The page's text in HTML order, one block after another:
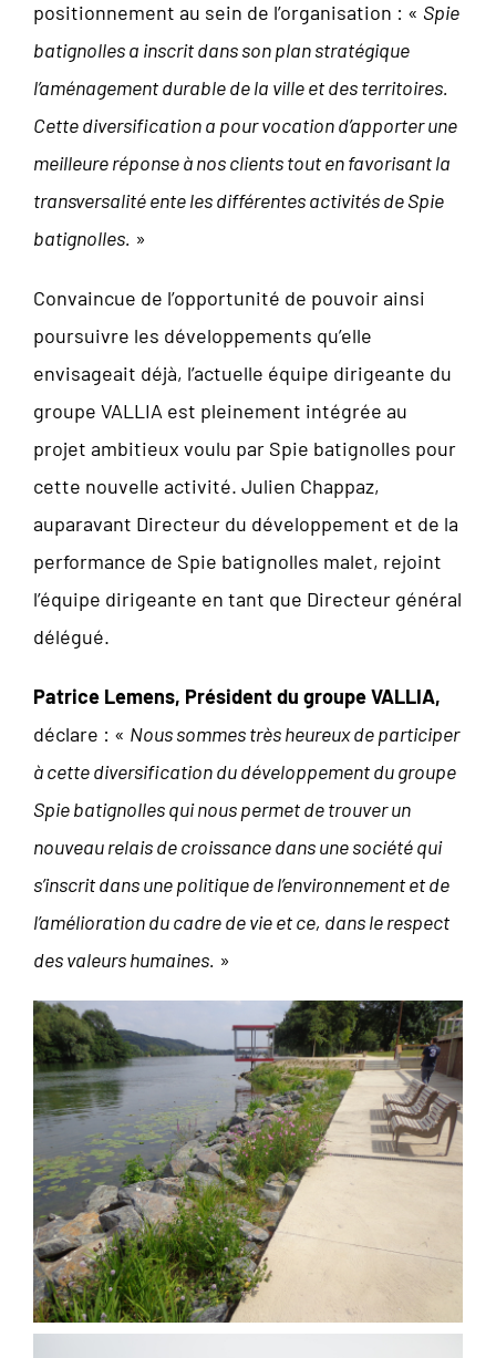
positionnement au sein de l’organisation : « Spie
batignolles a inscrit dans son plan stratégique
l’aménagement durable de la ville et des territoires.
Cette diversification a pour vocation d’apporter une
meilleure réponse à nos clients tout en favorisant la
transversalité ente les différentes activités de Spie
batignolles. »
Convaincue de l’opportunité de pouvoir ainsi
poursuivre les développements qu’elle
envisageait déjà, l’actuelle équipe dirigeante du
groupe VALLIA est pleinement intégrée au
projet ambitieux voulu par Spie batignolles pour
cette nouvelle activité. Julien Chappaz,
auparavant Directeur du développement et de la
performance de Spie batignolles malet, rejoint
l’équipe dirigeante en tant que Directeur général
délégué.
Patrice Lemens, Président du groupe VALLIA,
déclare : « Nous sommes très heureux de participer
à cette diversification du développement du groupe
Spie batignolles qui nous permet de trouver un
nouveau relais de croissance dans une société qui
s’inscrit dans une politique de l’environnement et de
l’amélioration du cadre de vie et ce, dans le respect
des valeurs humaines. »